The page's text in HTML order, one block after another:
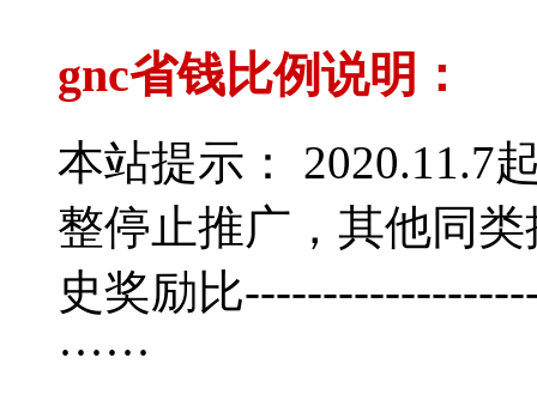
gnc省钱比例说明：
本站提示： 2020.11.7
整停止推广，其他同
史奖励比
······